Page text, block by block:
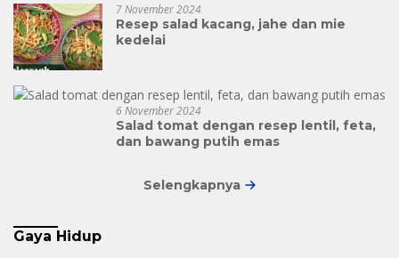
7 November 2024
Resep salad kacang, jahe dan mie
kedelai
6 November 2024
Salad tomat dengan resep lentil, feta,
dan bawang putih emas
Selengkapnya
Gaya Hidup